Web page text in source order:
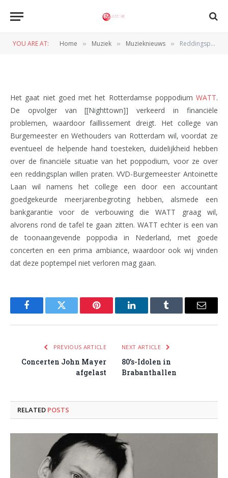
YOU ARE AT: Home » Muziek » Muzieknieuws » Reddingsplan WATT vraagt duidelijkheid
Reddingsplan WATT vraagt
Het gaat niet goed met het Rotterdamse poppodium WATT.
De opvolger van [[Nighttown]] verkeerd in financiële
problemen, waardoor faillissement dreigt. Het college van
Burgemeester en Wethouders van Rotterdam wil, voordat ze
eventueel de helpende hand toesteken, duidelijkheid hebben
over de financiële situatie van het poppodium, voor ze over
een reddingsplan willen praten. VVD-Burgemeester Antoinette
Laan wil namens het college een door een accountant
goedgekeurde meerjarenbegroting hebben, alsmede een
bankgarantie voor de verbouwing die WATT graag wil,
alvorens rond de tafel te gaan zitten. WATT echter is een van
de toonaangevende poppodia in Nederland, met goede
concerten en een prima ambiance, waardoor ook wij vinden
dat deze poptempel niet verloren mag gaan.
FacebookTwitter Pinterest LinkedInTumblr Email
PREVIOUS ARTICLE
Concerten John Mayer
afgelast
NEXT ARTICLE
80’s-Idolen in
Brabanthallen
RELATED POSTS